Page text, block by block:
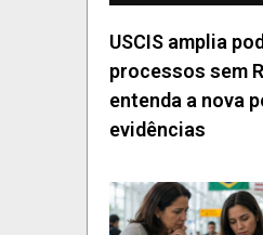
USCIS amplia
processos sem
entenda a nova
evidências